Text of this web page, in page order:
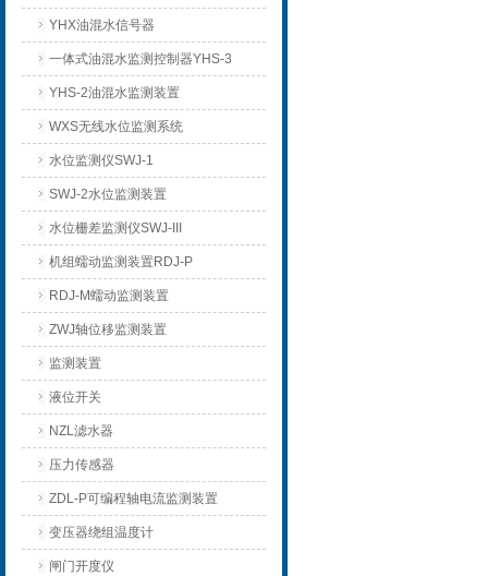
YHX油混水信号器
一体式油混水监测控制器YHS-3
YHS-2油混水监测装置
WXS无线水位监测系统
水位监测仪SWJ-1
SWJ-2水位监测装置
水位栅差监测仪SWJ-III
机组蠕动监测装置RDJ-P
RDJ-M蠕动监测装置
ZWJ轴位移监测装置
监测装置
液位开关
NZL滤水器
压力传感器
ZDL-P可编程轴电流监测装置
变压器绕组温度计
闸门开度仪